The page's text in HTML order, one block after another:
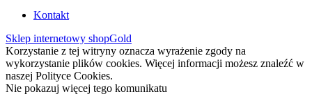
Kontakt
Sklep internetowy shopGold
Korzystanie z tej witryny oznacza wyrażenie zgody na
wykorzystanie plików cookies. Więcej informacji możesz znaleźć w
naszej Polityce Cookies.
Nie pokazuj więcej tego komunikatu